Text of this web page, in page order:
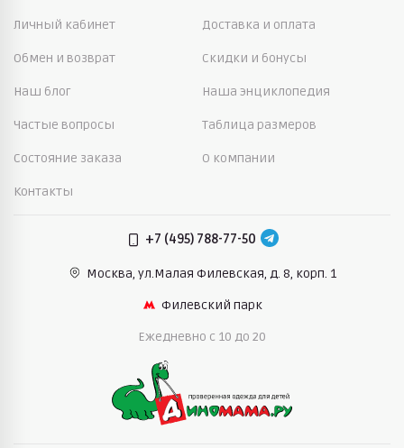
Личный кабинет Доставка и оплата
Обмен и возврат Скидки и бонусы
Наш блог Наша энциклопедия
Частые вопросы Таблица размеров
Состояние заказа О компании
Контакты
+7 (495) 788-77-50
Москва, ул.Малая Филевская, д. 8, корп. 1
Филевский парк
Ежедневно c 10 до 20